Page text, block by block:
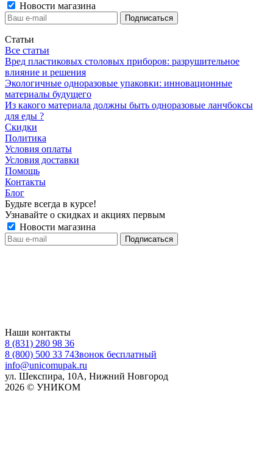
Новости магазина
Статьи
Все статьи
Вред пластиковых столовых приборов: разрушительное
влияние и решения
Экологичные одноразовые упаковки: инновационные
материалы будущего
Из какого материала должны быть одноразовые ланчбоксы
для еды ?
Скидки
Политика
Условия оплаты
Условия доставки
Помощь
Контакты
Блог
Будьте всегда в курсе!
Узнавайте о скидках и акциях первым
Новости магазина
Наши контакты
8 (831) 280 98 36
8 (800) 500 33 74Звонок бесплатный
info@unicomupak.ru
ул. Шекспира, 10А, Нижний Новгород
2026 © УНИКОМ